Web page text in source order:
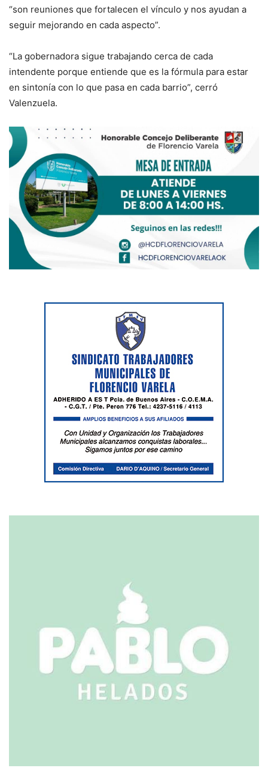
“son reuniones que fortalecen el vínculo y nos ayudan a
seguir mejorando en cada aspecto”.
“La gobernadora sigue trabajando cerca de cada
intendente porque entiende que es la fórmula para estar
en sintonía con lo que pasa en cada barrio”, cerró
Valenzuela.